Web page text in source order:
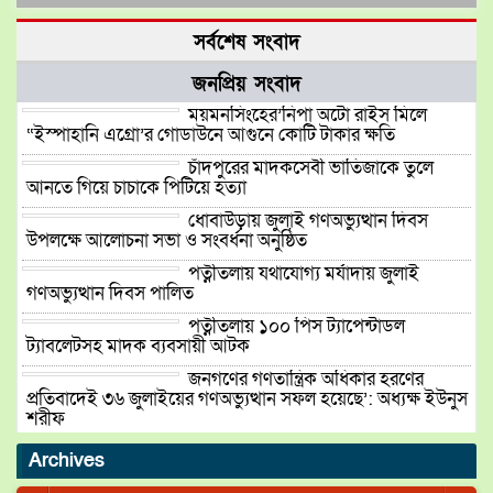
সর্বশেষ সংবাদ
জনপ্রিয় সংবাদ
ময়মনসিংহের’নিপা অটো রাইস মিলে
“ইস্পাহানি এগ্রো’র গোডাউনে আগুনে কোটি টাকার ক্ষতি
চাঁদপুরের মাদকসেবী ভাতিজাকে তুলে
আনতে গিয়ে চাচাকে পিটিয়ে হত্যা
ধোবাউড়ায় জুলাই গণঅভ্যুত্থান দিবস
উপলক্ষে আলোচনা সভা ও সংবর্ধনা অনুষ্ঠিত
পত্নীতলায় যথাযোগ্য মর্যাদায় জুলাই
গণঅভ্যুত্থান দিবস পালিত
পত্নীতলায় ১০০ পিস ট্যাপেন্টাডল
ট্যাবলেটসহ মাদক ব্যবসায়ী আটক
জনগণের গণতান্ত্রিক অধিকার হরণের
প্রতিবাদেই ৩৬ জুলাইয়ের গণঅভ্যুত্থান সফল হয়েছে’: অধ্যক্ষ ইউনুস
শরীফ
বিপ্লবের ২য় বার্ষিকী উপলক্ষ্যে ১১দলিয়
Archives